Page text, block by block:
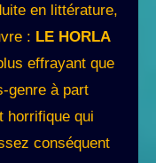
en littérature,
: LE HORLA
effrayant que
genre à part
horrifique qui
conséquent